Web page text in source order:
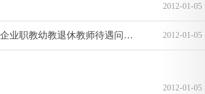
2012-01-05
张掖市人民政府办公室转发市财政局等部门关于解决国有企业职教幼教退休教师待遇问题工作方案的通知 2012-01-05
2012-01-05